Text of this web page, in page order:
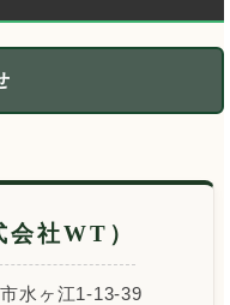
社WT）
水ヶ江1-13-39